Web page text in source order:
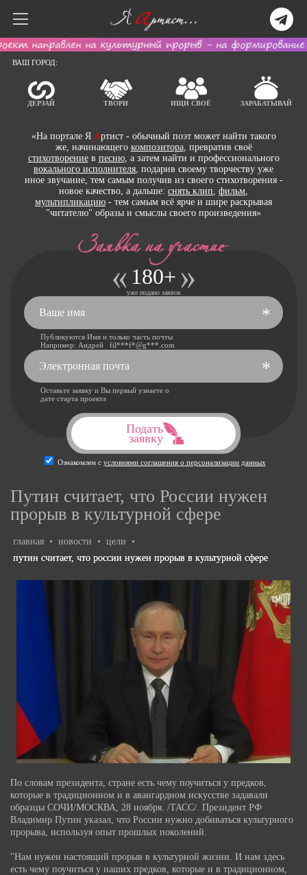
ВАШ ГОРОД:
направлен на культурный прорыв - на формирование
ДЕРЗАЙ ТВОРИ ИЩИ СВОЁ ЗАРАБАТЫВАЙ
«На портале Я Артист - обычный поэт может найти такого
же, начинающего композитора, превратив своё
стихотворениев песню, а затем найти и профессионального
вокального исполнителя, подарив своему творчеству уже
иное звучание, тем самым получив из своего стихотворения -
новое качество, а дальше: снять клип, фильм,
мультипликацию - тем самым всё ярче и шире раскрывая
"читателю" образы и смыслы своего произведения»
*
Публикуются Имя и только часть почты
Например: Андрей fil***f*@g***.com
180+
уже подано заявок
*
Оставьте заявку и Вы первый узнаете о
дате старта проекта
Подать
заявку
Ознакомлен с условиями соглашения о персонализации данных
Путин считает, что России нужен
прорыв в культурной сфере
главная • новости • цели
•
путин считает, что россии нужен прорыв в культурной сфере
По словам президента, стране есть чему поучиться у предков,
которые в традиционном и в авангардном искусстве задавали
образцы СОЧИ/МОСКВА, 28 ноября. /ТАСС/. Президент РФ
Владимир Путин указал, что России нужно добиваться культурного
прорыва, используя опыт прошлых поколений.
"Нам нужен настоящий прорыв в культурной жизни. И нам здесь
есть чему поучиться у наших предков, которые и в традиционном,